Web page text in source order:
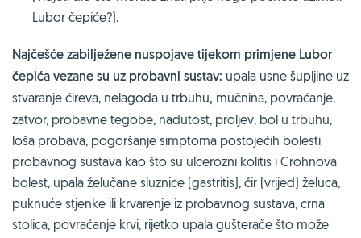
Lubor čepiće?).
Najčešće zabilježene nuspojave tijekom primjene Lubor
čepića vezane su uz probavni sustav: upala usne šupljine uz
stvaranje čireva, nelagoda u trbuhu, mučnina, povraćanje,
zatvor, probavne tegobe, nadutost, proljev, bol u trbuhu,
loša probava, pogoršanje simptoma postojećih bolesti
probavnog sustava kao što su ulcerozni kolitis i Crohnova
bolest, upala želučane sluznice (gastritis), čir (vrijed) želuca,
puknuće stjenke ili krvarenje iz probavnog sustava, crna
stolica, povraćanje krvi, rijetko upala gušterače što može